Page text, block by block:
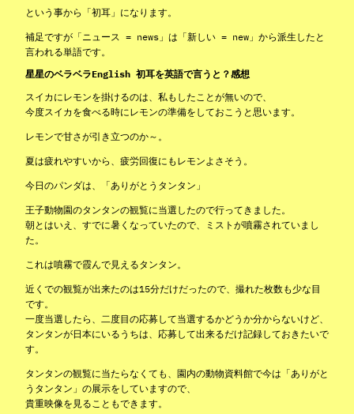
という事から「初耳」になります。
補足ですが「ニュース = news」は「新しい = new」から派生したと
言われる単語です。
星星のベラベラEnglish 初耳を英語で言うと？感想
スイカにレモンを掛けるのは、私もしたことが無いので、
今度スイカを食べる時にレモンの準備をしておこうと思います。
レモンで甘さが引き立つのか～。
夏は疲れやすいから、疲労回復にもレモンよさそう。
今日のパンダは、「ありがとうタンタン」
王子動物園のタンタンの観覧に当選したので行ってきました。
朝とはいえ、すでに暑くなっていたので、ミストが噴霧されていまし
た。
これは噴霧で霞んで見えるタンタン。
近くでの観覧が出来たのは15分だけだったので、撮れた枚数も少な目
です。
一度当選したら、二度目の応募して当選するかどうか分からないけど、
タンタンが日本にいるうちは、応募して出来るだけ記録しておきたいで
す。
タンタンの観覧に当たらなくても、園内の動物資料館で今は「ありがと
うタンタン」の展示をしていますので、
貴重映像を見ることもできます。